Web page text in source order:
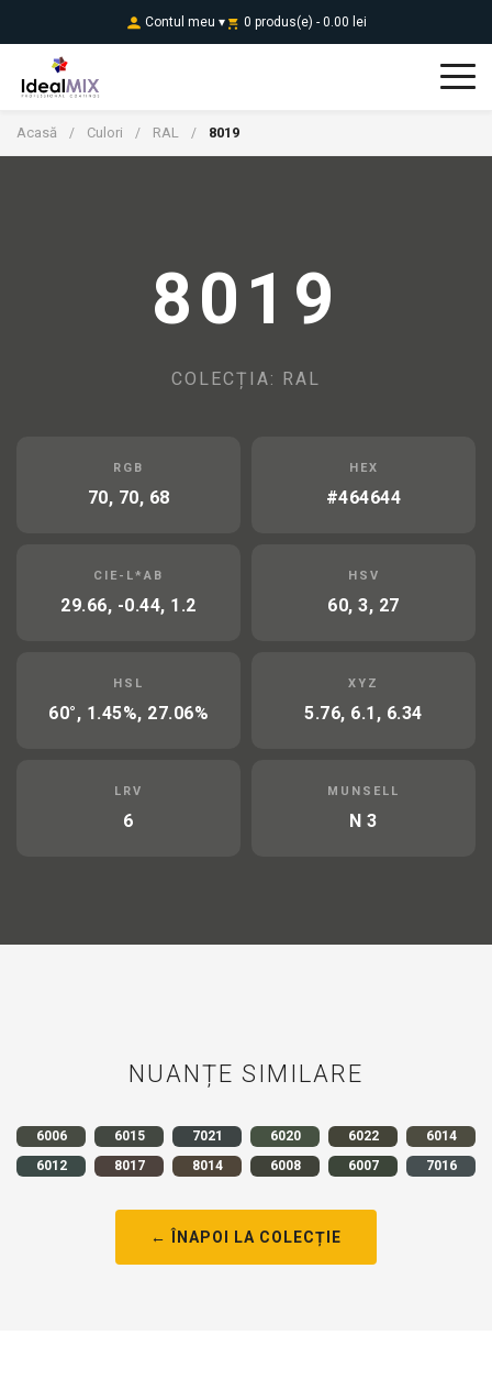
Contul meu ▾ 0 produs(e) - 0.00 lei
Acasă / Culori / RAL / 8019
8019
COLECȚIA: RAL
RGB
70, 70, 68
HEX
#464644
CIE-L*AB
29.66, -0.44, 1.2
HSV
60, 3, 27
HSL
60°, 1.45%, 27.06%
XYZ
5.76, 6.1, 6.34
LRV
6
MUNSELL
N 3
NUANȚE SIMILARE
6006 6015 7021 6020 6022
6014
6012
8017 8014 6008 6007 7016
← ÎNAPOI LA COLECȚIE